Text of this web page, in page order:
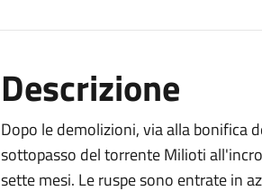
Descrizione
Dopo le demolizioni, via alla bonifica
sottopasso del torrente Milioti
sette mesi. Le ruspe sono entrate in